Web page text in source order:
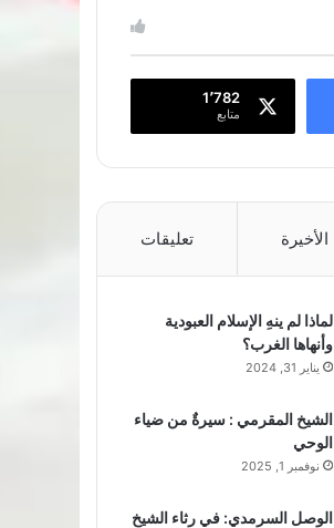
1٬782
متابع
الأخيرة تعليقات
لماذا لم ينهِ الإسلام العبودية
وأنهاها الغرب؟
يناير 31, 2024
الشيخ المقرمي : سيرةٌ من ضياء
الوحي
نوفمبر 1, 2025
الوصل السرمدي: في رثاء الشيخ